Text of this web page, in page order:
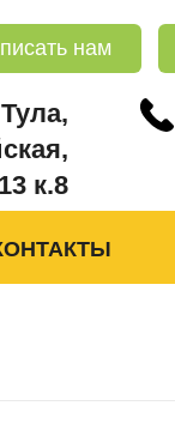
нам
Тула,
к.8